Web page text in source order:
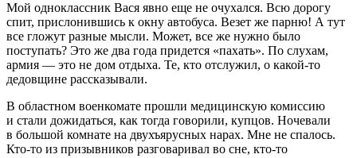
Мой одноклассник Вася явно еще не очухался. Всю дорогу
спит, прислонившись к окну автобуса. Везет же парню! А тут
все гложут разные мысли. Может, все же нужно было
поступать? Это же два года придется «пахать». По слухам,
армия — это не дом отдыха. Те, кто отслужил, о какой-то
дедовщине рассказывали.
В областном военкомате прошли медицинскую комиссию
и стали дожидаться, как тогда говорили, купцов. Ночевали
в большой комнате на двухъярусных нарах. Мне не спалось.
Кто-то из призывников разговаривал во сне, кто-то